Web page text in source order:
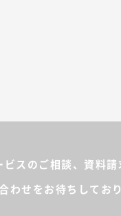
ビスのご相談、資料請
わせをお待ちしてお